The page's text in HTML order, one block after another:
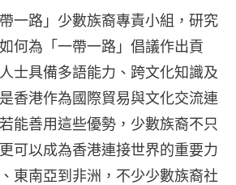
一路」少數族裔專責小組，研究
何為「一帶一路」倡議作出貢
士具備多語能力、跨文化知識及
香港作為國際貿易與文化交流連
能善用這些優勢，少數族裔不只
可以成為香港連接世界的重要力
東南亞到非洲，不少少數族裔社